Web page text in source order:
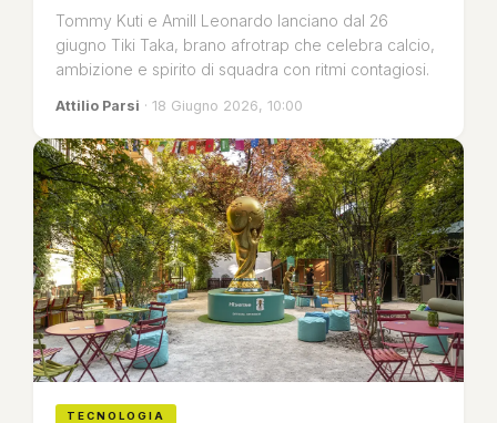
Tommy Kuti e Amill Leonardo lanciano dal 26
giugno Tiki Taka, brano afrotrap che celebra calcio,
ambizione e spirito di squadra con ritmi contagiosi.
Attilio Parsi · 18 Giugno 2026, 10:00
TECNOLOGIA